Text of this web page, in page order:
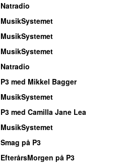
Natradio
MusikSystemet
MusikSystemet
MusikSystemet
Natradio
P3 med Mikkel Bagger
MusikSystemet
P3 med Camilla Jane Lea
MusikSystemet
Smag på P3
EfterårsMorgen på P3